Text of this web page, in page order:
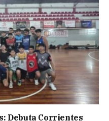
Debuta Corrientes